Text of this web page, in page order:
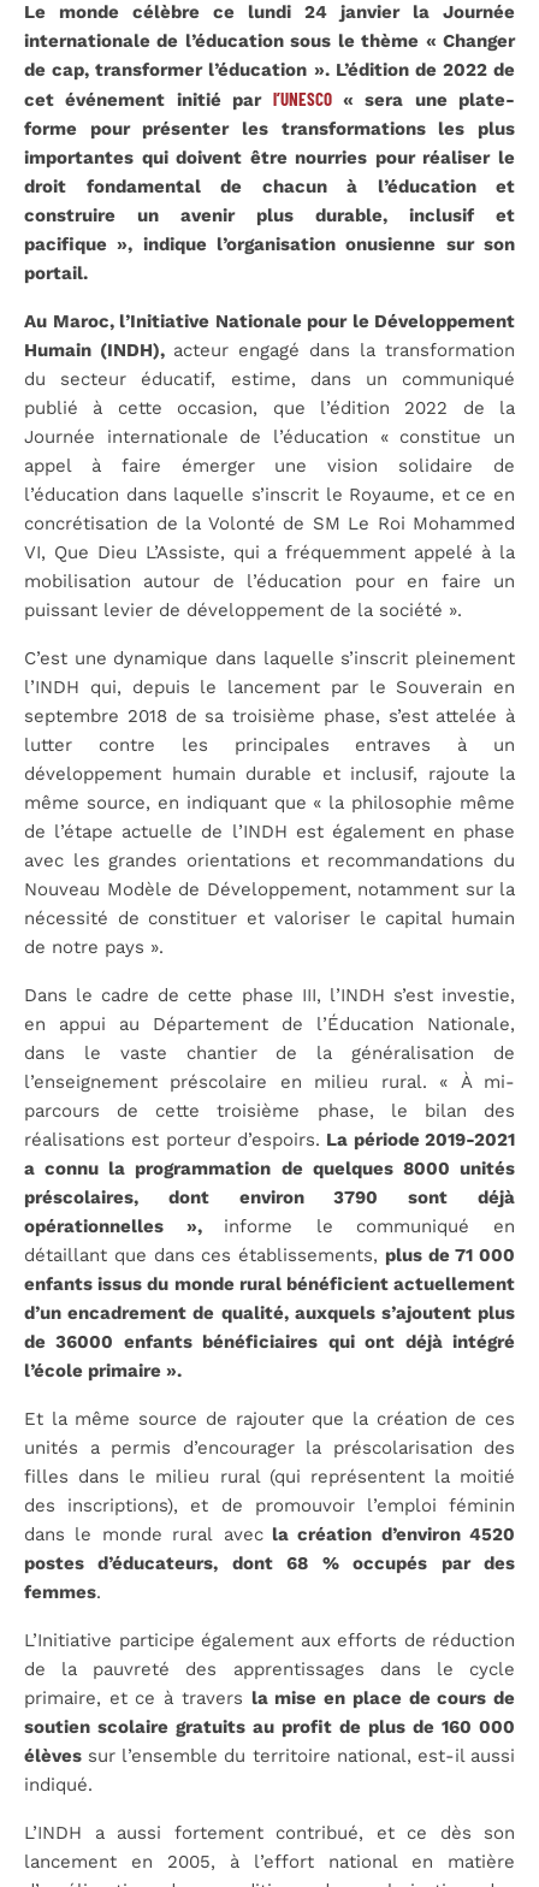
Le monde célèbre ce lundi 24 janvier la Journée
internationale de l’éducation sous le thème « Changer
de cap, transformer l’éducation ». L’édition de 2022 de
cet événement initié par l’UNESCO« sera une plate-
forme pour présenter les transformations les plus
importantes qui doivent être nourries pour réaliser le
droit fondamental de chacun à l’éducation et
construire un avenir plus durable, inclusif et
pacifique », indique l’organisation onusienne sur son
portail.
Au Maroc, l’Initiative Nationale pour le Développement
Humain (INDH), acteur engagé dans la transformation
du secteur éducatif, estime, dans un communiqué
publié à cette occasion, que l’édition 2022 de la
Journée internationale de l’éducation « constitue un
appel à faire émerger une vision solidaire de
l’éducation dans laquelle s’inscrit le Royaume, et ce en
concrétisation de la Volonté de SM Le Roi Mohammed
VI, Que Dieu L’Assiste, qui a fréquemment appelé à la
mobilisation autour de l’éducation pour en faire un
puissant levier de développement de la société ».
C’est une dynamique dans laquelle s’inscrit pleinement
l’INDH qui, depuis le lancement par le Souverain en
septembre 2018 de sa troisième phase, s’est attelée à
lutter contre les principales entraves à un
développement humain durable et inclusif, rajoute la
même source, en indiquant que « la philosophie même
de l’étape actuelle de l’INDH est également en phase
avec les grandes orientations et recommandations du
Nouveau Modèle de Développement, notamment sur la
nécessité de constituer et valoriser le capital humain
de notre pays ».
Dans le cadre de cette phase III, l’INDH s’est investie,
en appui au Département de l’Éducation Nationale,
dans le vaste chantier de la généralisation de
l’enseignement préscolaire en milieu rural. « À mi-
parcours de cette troisième phase, le bilan des
réalisations est porteur d’espoirs. La période 2019-2021
a connu la programmation de quelques 8000 unités
préscolaires, dont environ 3790 sont déjà
opérationnelles », informe le communiqué en
détaillant que dans ces établissements, plus de 71 000
enfants issus du monde rural bénéficient actuellement
d’un encadrement de qualité, auxquels s’ajoutent plus
de 36000 enfants bénéficiaires qui ont déjà intégré
l’école primaire ».
Et la même source de rajouter que la création de ces
unités a permis d’encourager la préscolarisation des
filles dans le milieu rural (qui représentent la moitié
des inscriptions), et de promouvoir l’emploi féminin
dans le monde rural avecla création d’environ 4520
postes d’éducateurs, dont 68 % occupés par des
femmes.
L’Initiative participe également aux efforts de réduction
de la pauvreté des apprentissages dans le cycle
primaire, et ce à travers la mise en place de cours de
soutien scolaire gratuits au profit de plus de 160 000
élèves sur l’ensemble du territoire national, est-il aussi
indiqué.
L’INDH a aussi fortement contribué, et ce dès son
lancement en 2005, à l’effort national en matière